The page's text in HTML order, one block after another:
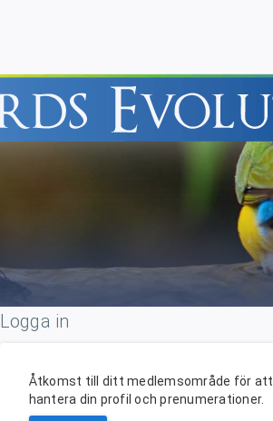
Logga in
Åtkomst till ditt medlemsområde för att
hantera din profil och prenumerationer.